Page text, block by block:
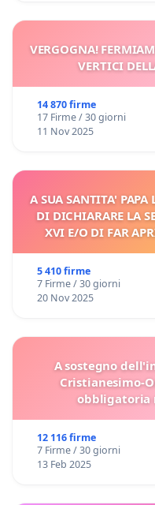
VERGOGNA!
VERTICI
14 870 firme
17 Firme / 30 giorni
11 Nov 2025
A SUA SANTITA'
DI DICHIARARE LA
XVI E/O DI FAR
5 410 firme
7 Firme / 30 giorni
20 Nov 2025
A sostegno
Cristianesimo-
obbligatoria
12 116 firme
7 Firme / 30 giorni
13 Feb 2025